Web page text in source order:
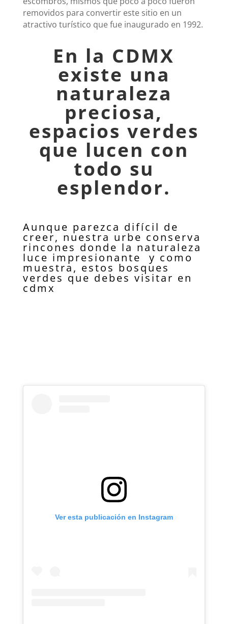
removidos para convertir este sitio en un
atractivo turístico que fue inaugurado en 1992.
En la CDMX
existe una
naturaleza
preciosa,
espacios verdes
que lucen con
todo su
esplendor.
Aunque parezca difícil de
creer, nuestra urbe conserva
rincones donde la naturaleza
luce impresionante y como
muestra, estos bosques
verdes que debes visitar en
cdmx
Ver esta publicación en Instagram